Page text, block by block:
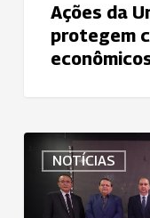
Ações da
protegem
NOTÍCIAS
Uniodonto
Paraíba
celebra